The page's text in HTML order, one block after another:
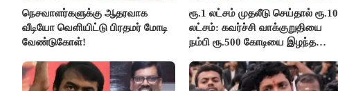
நெசவாளர்களுக்கு ஆதரவாக
வீடியோ வெளியிட்டு பிரதமர் மோடி
வேண்டுகோள்!
ரூ.1 லட்சம் முதலீடு செய்தால் ரூ.10
லட்சம்: கவர்ச்சி வாக்குறுதியை
நம்பி ரூ.500 கோடியை இழந்த